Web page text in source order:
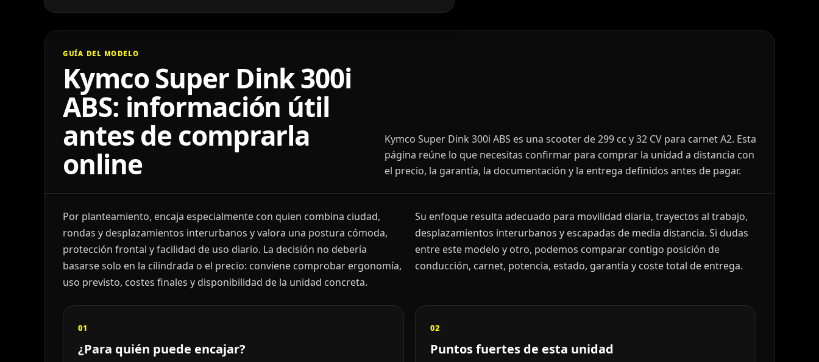
GUÍA DEL MODELO
Kymco Super Dink 300i
ABS: información útil
antes de comprarla
online
Kymco Super Dink 300i ABS es una scooter de 299 cc y 32 CV para carnet A2. Esta
página reúne lo que necesitas confirmar para comprar la unidad a distancia con
el precio, la garantía, la documentación y la entrega definidos antes de pagar.
Por planteamiento, encaja especialmente con quien combina ciudad,
rondas y desplazamientos interurbanos y valora una postura cómoda,
protección frontal y facilidad de uso diario. La decisión no debería
basarse solo en la cilindrada o el precio: conviene comprobar ergonomía,
uso previsto, costes finales y disponibilidad de la unidad concreta.
Su enfoque resulta adecuado para movilidad diaria, trayectos al trabajo,
desplazamientos interurbanos y escapadas de media distancia. Si dudas
entre este modelo y otro, podemos comparar contigo posición de
conducción, carnet, potencia, estado, garantía y coste total de entrega.
01
¿Para quién puede encajar?
02
Puntos fuertes de esta unidad